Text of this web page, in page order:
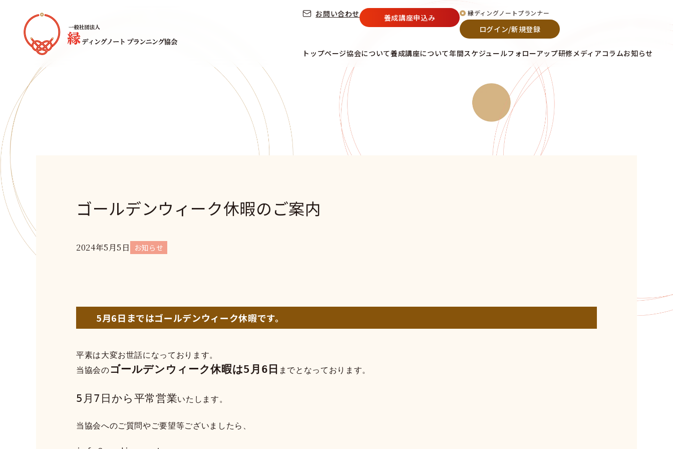
お問い合わせ 養成講座申込み 縁ディングノートプランナー
ログイン/新規登録
トップページ協会について養成講座について年間スケジュールフォローアップ研修メディアコラムお知らせ
ゴールデンウィーク休暇のご案内
2024年5月5日 お知らせ
5月6日まではゴールデンウィーク休暇です。
平素は大変お世話になっております。
当協会のゴールデンウィーク休暇は5月6日 までとなっております。
5月7日から平常営業いたします。
当協会へのご質問やご要望等ございましたら、